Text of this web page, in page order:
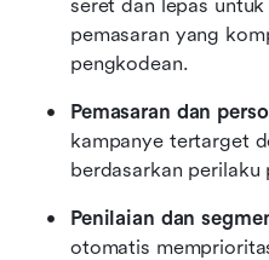
seret dan lepas
pemasaran yang
pengkodean.
Pemasaran dan
kampanye tertarget
berdasarkan perilaku
Penilaian dan
otomatis